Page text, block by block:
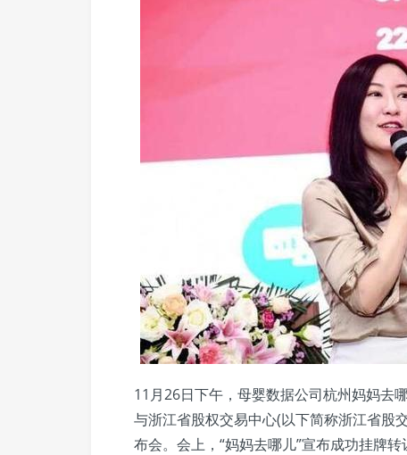
11月26日下午，母婴数据公司杭州妈妈去
与浙江省股权交易中心(以下简称浙江省股
布会。会上，“妈妈去哪儿”宣布成功挂牌